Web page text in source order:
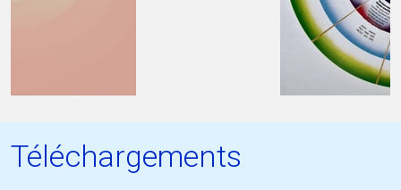
Téléchargements